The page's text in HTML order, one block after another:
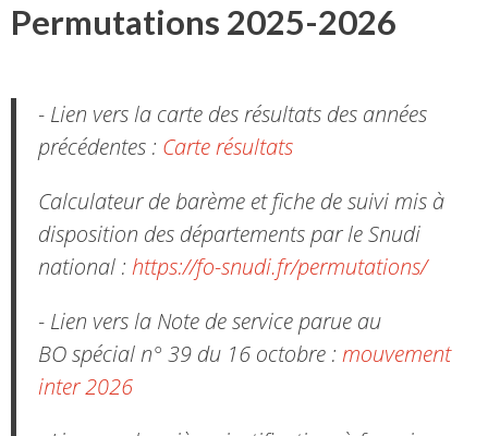
Permutations 2025-2026
- Lien vers la carte des résultats des années
précédentes : Carte résultats
Calculateur de barème et fiche de suivi mis à
disposition des départements par le Snudi
national : https://fo-snudi.fr/permutations/
- Lien vers la Note de service parue au
BO spécial n° 39 du 16 octobre : mouvement
inter 2026